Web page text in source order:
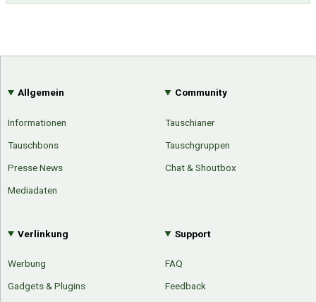
Allgemein
Informationen
Tauschbons
Presse News
Mediadaten
Community
Tauschianer
Tauschgruppen
Chat & Shoutbox
Verlinkung
Werbung
Gadgets & Plugins
Support
FAQ
Feedback